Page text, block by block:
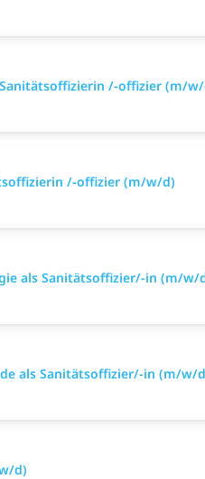
/-offizier (m/
/-offizier (m/w/d)
als Sanitätsoffizier/-in (m/w/
als Sanitätsoffizier/-in (m/w/
d)